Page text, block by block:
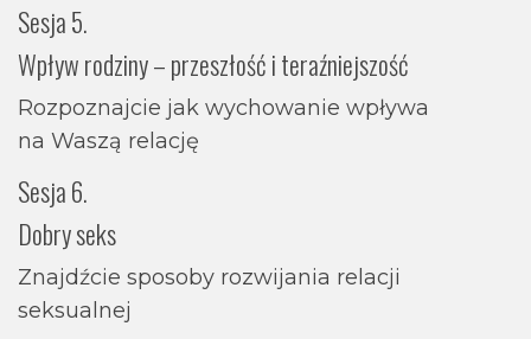
Sesja 5.
Wpływ rodziny – przeszłość i teraźniejszość
Rozpoznajcie jak wychowanie wpływa
na Waszą relację
Sesja 6.
Dobry seks
Znajdźcie sposoby rozwijania relacji
seksualnej